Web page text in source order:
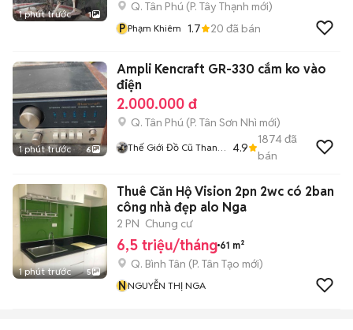
1 phút trước 1
Q. Tân Phú (P. Tây Thạnh mới)
P Phạm Khiêm 1.7 20 đã bán
1 phút trước 6
Ampli Kencraft GR-330 cắm ko vào
điện
2.000.000 đ
Q. Tân Phú (P. Tân Sơn Nhì mới)
Thế Giới Đồ Cũ Thanh
4.9
1874đã
bán
1 phút trước 5
Thuê Căn Hộ Vision 2pn 2wc có 2ban
công nhà đẹp alo Nga
2 PN Chung cư
6,5 triệu/tháng 61 m²
Q. Bình Tân (P. Tân Tạo mới)
NNGUYỄN THỊ NGA